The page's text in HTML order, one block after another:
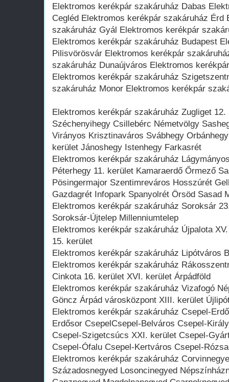
Elektromos kerékpár szakáruház Dabas
Cegléd Elektromos kerékpár szakáruház Érd
szakáruház Gyál Elektromos kerékpár
Elektromos kerékpár szakáruház Budapest
Pilisvörösvár Elektromos kerékpár
szakáruház Dunaújváros Elektromos
Elektromos kerékpár szakáruház
szakáruház Monor Elektromos kerékpár
Elektromos kerékpár szakáruház Zugliget
Széchenyihegy Csillebérc Németvölgy
Virányos Krisztinaváros Svábhegy
kerület Jánoshegy Istenhegy Farkasrét
Elektromos kerékpár szakáruház
Péterhegy 11. kerület Kamaraerdő Őrmező
Pösingermajor Szentimreváros Hosszúrét
Gazdagrét Infopark Spanyolrét Örsöd Sasad
Elektromos kerékpár szakáruház Soroksár
Soroksár-Újtelep Millenniumtelep
Elektromos kerékpár szakáruház Újpalota
15. kerület
Elektromos kerékpár szakáruház Lipótváros
Elektromos kerékpár szakáruház
Cinkota 16. kerület XVI. kerület Árpádföld
Elektromos kerékpár szakáruház Vizafogó
Göncz Árpád városközpont XIII. kerület
Elektromos kerékpár szakáruház Csepel-
Erdősor CsepelCsepel-Belváros Csepel-
Csepel-Szigetcsúcs XXI. kerület Csepel-
Csepel-Ófalu Csepel-Kertváros Csepel-
Elektromos kerékpár szakáruház
Századosnegyed Losoncinegyed